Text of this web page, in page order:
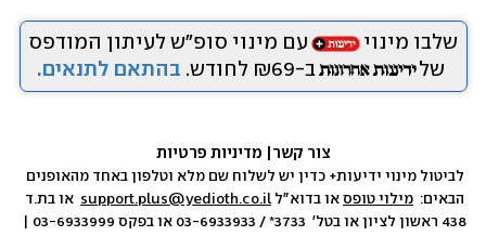
שלבו מינוי
עם מינוי סופ״ש לעיתון המודפס
של
ב-₪69 לחודש. בהתאם לתנאים.
צור קשר
הבאים: מילוי טופס או בדוא״ל support.plus@yedioth.co.il